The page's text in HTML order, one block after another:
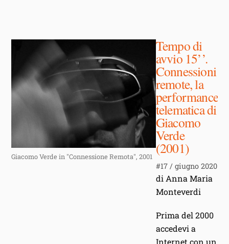
Giacomo Verde in "Connessione Remota", 2001
Tempo di
avvio 15’’.
Connessioni
remote, la
performance
telematica di
Giacomo
Verde
(2001)
#17 / giugno 2020
di Anna Maria
Monteverdi
Prima del 2000
accedevi a